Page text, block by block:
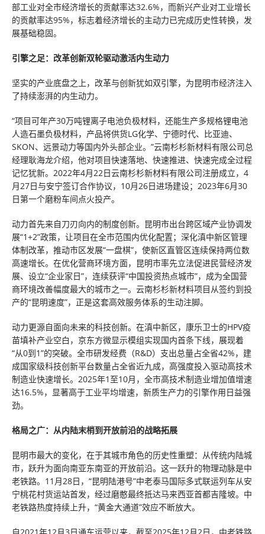
部工业对全市经济增长的贡献率达32.6%，而新兴产业对工业增长
的贡献率达95%，标志着经济增长的主动力已完成历史性转换，发
展基础稳固。
引擎之足：改革创新双轮驱动激活内生动力
坚实的产业底盘之上，改革与创新犹如双引擎，为昆明市经济注入
了持续澎湃的内生动力。
“项目可年产30万吨锂离子电池负极材料，还能生产多规格锂电池
人造石墨负极材料，产品将供货LG化学、宁德时代、比亚迪、
SKON、远景动力等国内外头部企业。”云南杉杉新材料有限公司总
经理耿海龙介绍，他对项目快速落地、快速推进、快速完成全过程
记忆犹新。2022年4月22日云南杉杉新材料有限公司注册成立，4
月27日与安宁签订合作协议，10月26日进场建设；2023年6月30
日第一个磨粉车间点火投产。
动力首先来自刀刃向内的制度创新。昆明市出台跨区域产业协调发
展“1+2”政策，让项目在全市范围内优化配置；深化滇中新区管理
体制改革，推动市区发展“一盘棋”，使新区直管区连续保持两位数
高速增长。在优化营商环境方面，昆明市率先立法促进民营经济发
展、设立“企业家日”，连续获评“中国投资热点城市”，成为全国营
商环境改善幅度最大的城市之一。云南杉杉新材料项目从签约到投
产的“昆明速度”，正是这套高效服务体系的生动注脚。
动力更源自面向未来的科技创新。在滇中新区，康乐卫士的HPV疫
苗填补产业空白，京东方微显示模组实现国内首条下线，展现着
“从0到1”的突破。全市研发经费（R&D）支出总量占全省42%，建
成国家级科技创新平台数量占全省近九成，高强度投入驱动高技术
制造业快速增长。2025年1至10月，全市高技术制造业增加值增速
达16.5%，显著高于工业平均增速，新质生产力的引擎作用日益强
劲。
格局之广：从内陆末梢到开放前沿的战略拓展
昆明市最大的变化，在于其城市角色的历史性重塑：从传统内陆城
市，跃升为面向南亚东南亚的开放前沿。这一跃升的物理动脉是中
老铁路。11月28日，“昆明陆港号”中老泰马国际多式联运列车从安
宁桃花村货运站首发，经过磨憨最终抵达马来西亚首都吉隆坡。中
老铁路热度持续上升，“黄金大通道”效应不断放大。